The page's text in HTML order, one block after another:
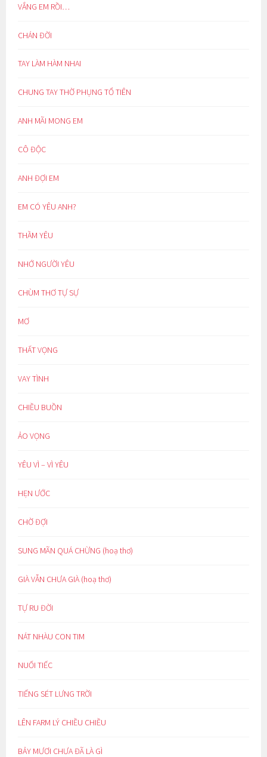
VẮNG EM RỒI…
CHÁN ĐỜI
TAY LÀM HÀM NHAI
CHUNG TAY THỜ PHỤNG TỔ TIÊN
ANH MÃI MONG EM
CÔ ĐỘC
ANH ĐỢI EM
EM CÓ YÊU ANH?
THẦM YÊU
NHỚ NGƯỜI YÊU
CHÙM THƠ TỰ SỰ
MƠ
THẤT VỌNG
VAY TÌNH
CHIỀU BUỒN
ẢO VỌNG
YÊU VÌ – VÌ YÊU
HẸN ƯỚC
CHỜ ĐỢI
SUNG MÃN QUÁ CHỪNG (hoạ thơ)
GIÀ VẪN CHƯA GIÀ (hoạ thơ)
TỰ RU ĐỜI
NÁT NHÀU CON TIM
NUỐI TIẾC
TIẾNG SÉT LƯNG TRỜI
LÊN FARM LÝ CHIỀU CHIỀU
BẢY MƯƠI CHƯA ĐÃ LÀ GÌ